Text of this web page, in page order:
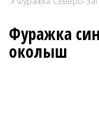
Фуражка
околыш